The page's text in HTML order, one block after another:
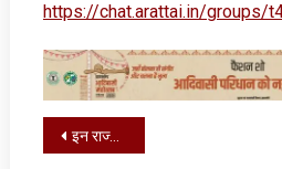
https://chat.arattai.in/groups/
Post
इन राज्‍यों में भारी बारिश की आशंका, यहां पहुंच सकता है मॉनसून